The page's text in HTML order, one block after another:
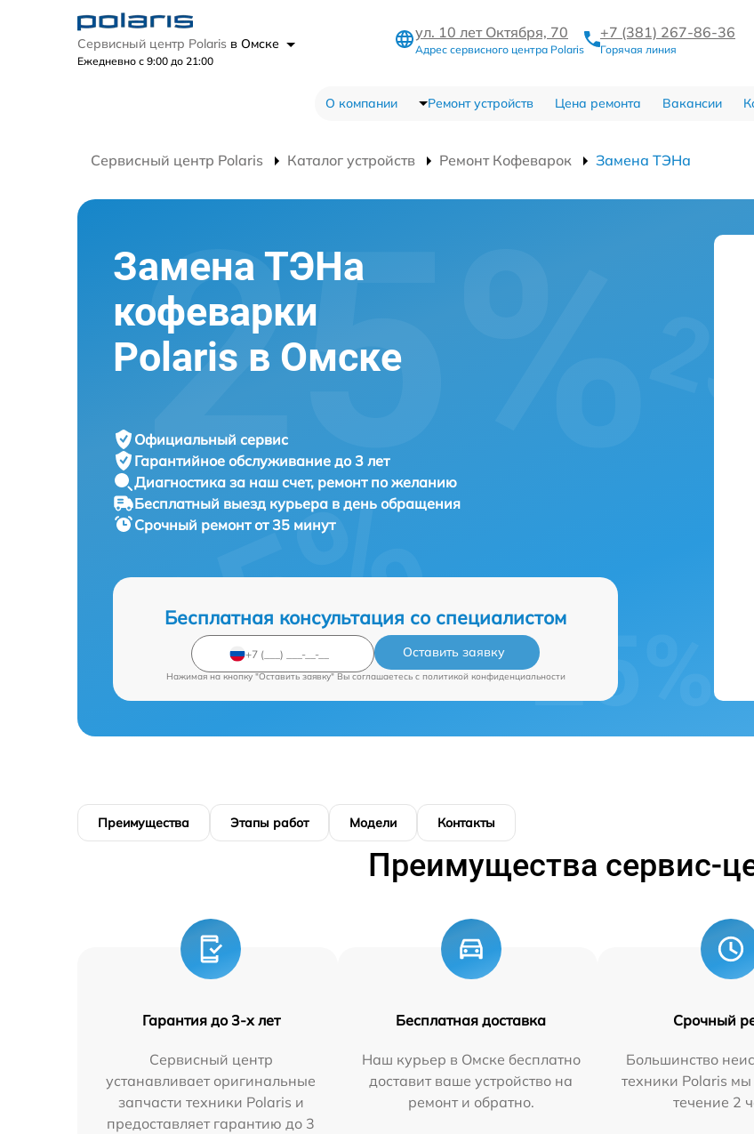
Сервисный центр Polaris в Омске
Ежедневно с 9:00 до 21:00
ул. 10 лет Октября, 70
Адрес сервисного центра Polaris
+7 (381) 267-86-36
Горячая линия
О компании Ремонт устройств Цена ремонта Вакансии
Сервисный центр Polaris Каталог устройств Ремонт Кофеварок Замена ТЭНа
Замена ТЭНа
кофеварки
Polaris в Омске
Официальный сервис
Гарантийное обслуживание до 3 лет
Диагностика за наш счет, ремонт по желанию
Бесплатный выезд курьера в день обращения
Срочный ремонтот 35 минут
Бесплатная консультация со специалистом
Оставить заявку
Нажимая на кнопку "Оставить заявку" Вы соглашаетесь c политикой конфиденциальности
Преимущества Этапы работ Модели Контакты
Преимущества сервис-
Гарантия до 3-х лет
Сервисный центр
устанавливает оригинальные
запчасти техники Polaris и
предоставляет гарантию до 3
Бесплатная доставка
Наш курьер в Омске бесплатно
доставит ваше устройство на
ремонт и обратно.
Срочный
Большинство
техники Polaris мы
течение 2